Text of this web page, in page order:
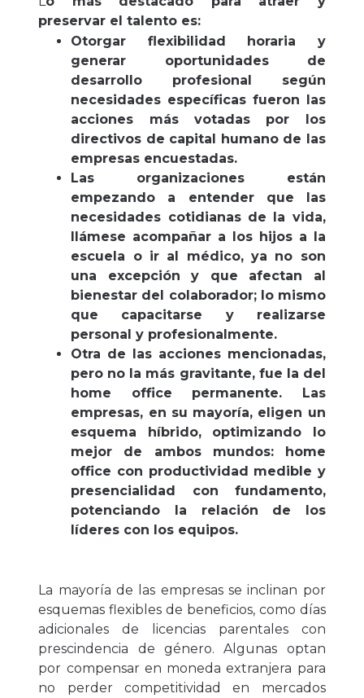
preservar el talento es:
Otorgar flexibilidad horaria y
generar oportunidades de
desarrollo profesional según
necesidades específicas fueron las
acciones más votadas por los
directivos de capital humano de las
empresas encuestadas.
Las organizaciones están
empezando a entender que las
necesidades cotidianas de la vida,
llámese acompañar a los hijos a la
escuela o ir al médico, ya no son
una excepción y que afectan al
bienestar del colaborador; lo mismo
que capacitarse y realizarse
personal y profesionalmente.
Otra de las acciones mencionadas,
pero no la más gravitante, fue la del
home office permanente. Las
empresas, en su mayoría, eligen un
esquema híbrido, optimizando lo
mejor de ambos mundos: home
office con productividad medible y
presencialidad con fundamento,
potenciando la relación de los
líderes con los equipos.
La mayoría de las empresas se inclinan por
esquemas flexibles de beneficios, como días
adicionales de licencias parentales con
prescindencia de género. Algunas optan
por compensar en moneda extranjera para
no perder competitividad en mercados